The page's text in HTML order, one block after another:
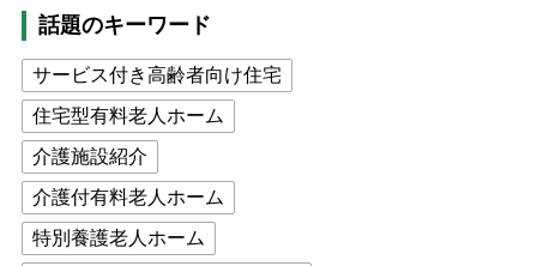
話題のキーワード
サービス付き高齢者向け住宅
住宅型有料老人ホーム
介護施設紹介
介護付有料老人ホーム
特別養護老人ホーム